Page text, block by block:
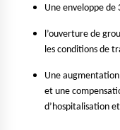
Une enveloppe de
l’ouverture de
les conditions de
Une
et une
d’hospitalisation